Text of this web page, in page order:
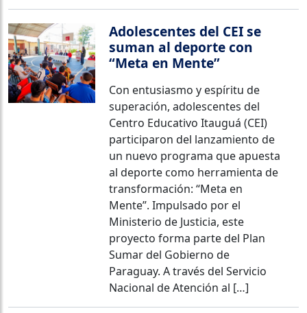
Adolescentes del CEI se
suman al deporte con
“Meta en Mente”
Con entusiasmo y espíritu de
superación, adolescentes del
Centro Educativo Itauguá (CEI)
participaron del lanzamiento de
un nuevo programa que apuesta
al deporte como herramienta de
transformación: “Meta en
Mente”. Impulsado por el
Ministerio de Justicia, este
proyecto forma parte del Plan
Sumar del Gobierno de
Paraguay. A través del Servicio
Nacional de Atención al […]